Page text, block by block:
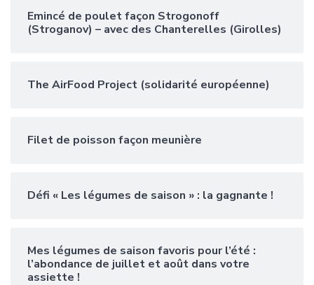
Emincé de poulet façon Strogonoff
(Stroganov) – avec des Chanterelles (Girolles)
The AirFood Project (solidarité européenne)
Filet de poisson façon meunière
Défi « Les légumes de saison » : la gagnante !
Mes légumes de saison favoris pour l’été :
l’abondance de juillet et août dans votre
assiette !